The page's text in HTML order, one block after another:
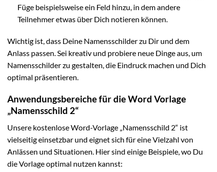
Füge beispielsweise ein Feld hinzu, in dem andere
Teilnehmer etwas über Dich notieren können.
Wichtig ist, dass Deine Namensschilder zu Dir und dem
Anlass passen. Sei kreativ und probiere neue Dinge aus, um
Namensschilder zu gestalten, die Eindruck machen und Dich
optimal präsentieren.
Anwendungsbereiche für die Word Vorlage
„Namensschild 2“
Unsere kostenlose Word-Vorlage „Namensschild 2“ ist
vielseitig einsetzbar und eignet sich für eine Vielzahl von
Anlässen und Situationen. Hier sind einige Beispiele, wo Du
die Vorlage optimal nutzen kannst: